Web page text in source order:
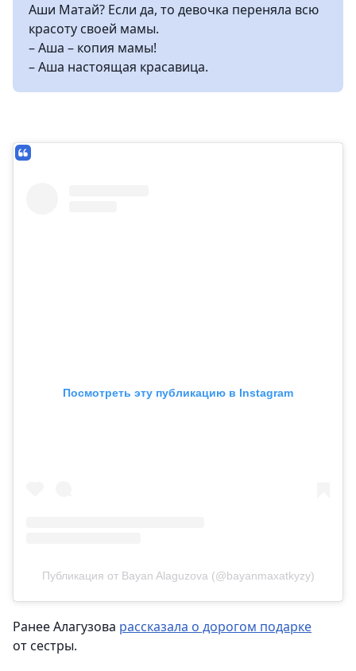
Аши Матай? Если да, то девочка переняла всю
красоту своей мамы.
– Аша – копия мамы!
– Аша настоящая красавица.
Посмотреть эту публикацию в Instagram
Публикация от Bayan Alaguzova (@bayanmaxatkyzy)
Ранее Алагузова рассказала о дорогом подарке
от сестры.